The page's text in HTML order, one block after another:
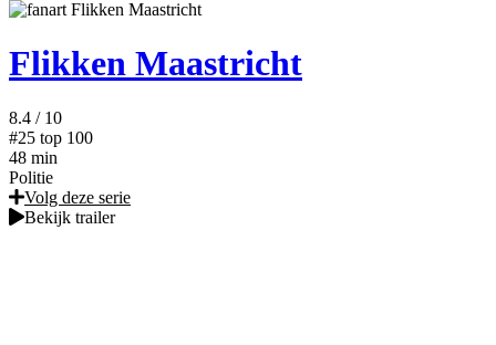
Flikken Maastricht
8.4 / 10
#25 top 100
48 min
Politie
Volg deze serie
Bekijk trailer